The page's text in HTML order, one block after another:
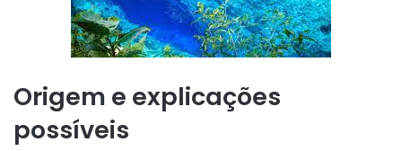
Origem e explicações
possíveis